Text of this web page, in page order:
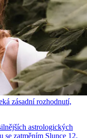
zásadní rozhodnutí,
astrologických
zatměním Slunce 12.